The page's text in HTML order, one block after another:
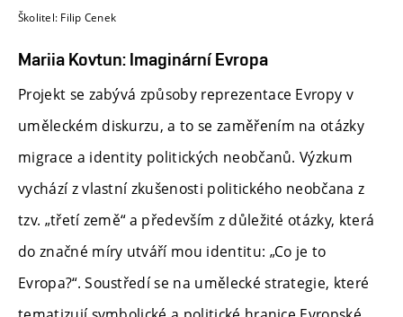
Školitel: Filip Cenek
Mariia Kovtun: Imaginární Evropa
Projekt se zabývá způsoby reprezentace Evropy v
uměleckém diskurzu, a to se zaměřením na otázky
migrace a identity politických neobčanů. Výzkum
vychází z vlastní zkušenosti politického neobčana z
tzv. „třetí země“ a především z důležité otázky, která
do značné míry utváří mou identitu: „Co je to
Evropa?“. Soustředí se na umělecké strategie, které